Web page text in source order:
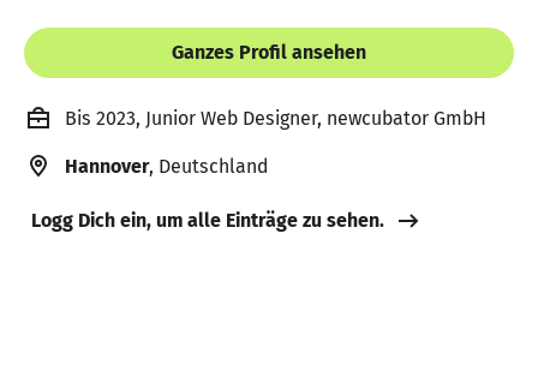
Ganzes Profil ansehen
Bis 2023, Junior Web Designer, newcubator GmbH
Hannover, Deutschland
Logg Dich ein, um alle Einträge zu sehen.